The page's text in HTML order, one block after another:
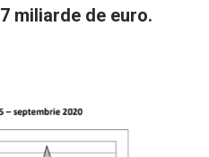
miliarde de euro.